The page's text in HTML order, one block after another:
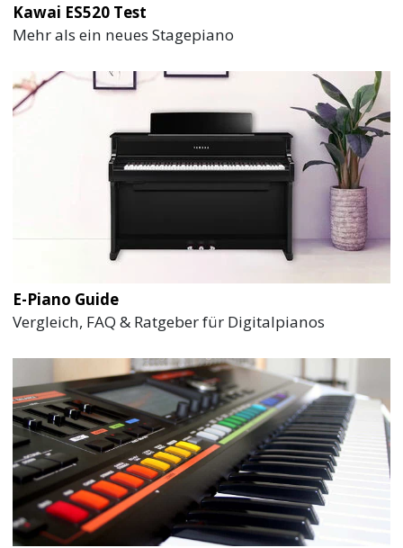
Kawai ES520 Test
Mehr als ein neues Stagepiano
E-Piano Guide
Vergleich, FAQ & Ratgeber für Digitalpianos